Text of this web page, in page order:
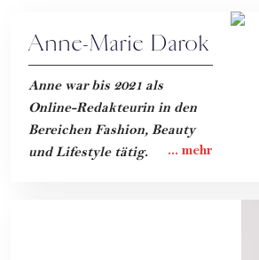
Anne-Marie Darok
Anne war bis 2021 als
Online-Redakteurin in den
Bereichen Fashion, Beauty
und Lifestyle tätig.